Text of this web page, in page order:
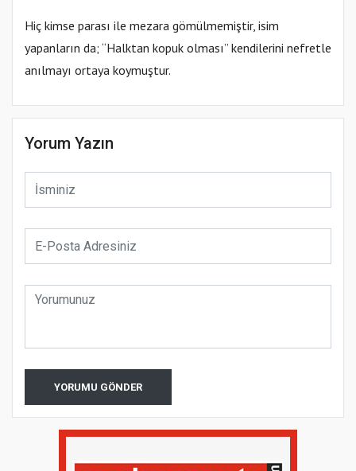
Hiç kimse parası ile mezara gömülmemiştir, isim
yapanların da; “Halktan kopuk olması” kendilerini nefretle
anılmayı ortaya koymuştur.
Yorum Yazın
YORUMU GÖNDER